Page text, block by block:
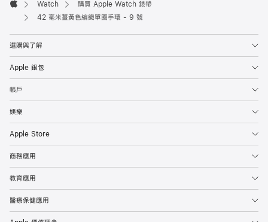
Apple
Watch
購買 Apple Watch 錶帶
42 毫米薑黃色編織單圈手環 - 9 號
選購與了解
Apple 銀包
帳戶
娛樂
Apple Store
商務應用
教育應用
醫療保健應用